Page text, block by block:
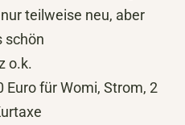
teilweise neu, aber
schön
o.k.
Euro für Womi, Strom, 2